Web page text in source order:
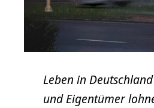
Leben in
und Eigentümer